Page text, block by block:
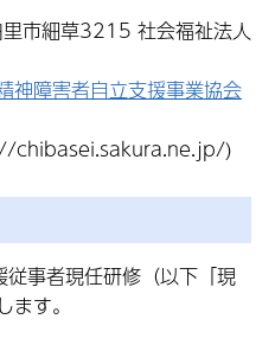
市細草3215 社会福祉法人
神障害者自立支援事業協会
chibasei.sakura.ne.jp/)
事者現任研修（以下「現
す。